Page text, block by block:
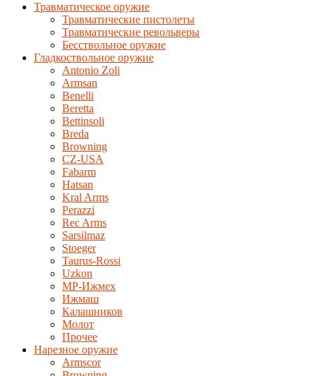
Травматическое оружие
Травматические пистолеты
Травматические револьверы
Бесствольное оружие
Гладкоствольное оружие
Antonio Zoli
Armsan
Benelli
Beretta
Bettinsoli
Breda
Browning
CZ-USA
Fabarm
Hatsan
Kral Arms
Perazzi
Rec Arms
Sarsilmaz
Stoeger
Taurus-Rossi
Uzkon
MP-Ижмех
Ижмаш
Калашников
Молот
Прочее
Нарезное оружие
Armscor